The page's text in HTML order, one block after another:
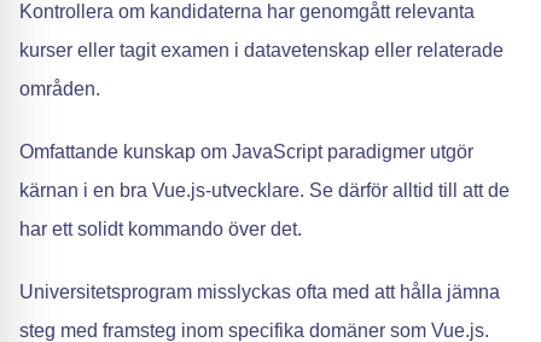
Kontrollera om kandidaterna har genomgått relevanta
kurser eller tagit examen i datavetenskap eller relaterade
områden.
Omfattande kunskap om JavaScript paradigmer utgör
kärnan i en bra Vue.js-utvecklare. Se därför alltid till att de
har ett solidt kommando över det.
Universitetsprogram misslyckas ofta med att hålla jämna
steg med framsteg inom specifika domäner som Vue.js.